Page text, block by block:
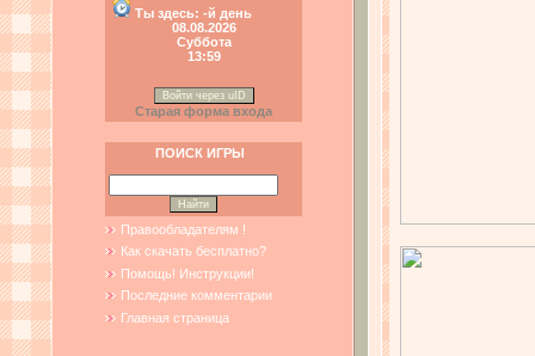
Ты здесь: -й день
08.08.2026
Суббота
13:59
Войти через uID
Старая форма входа
ПОИСК ИГРЫ
Правообладателям !
Как скачать бесплатно?
Помощь! Инструкции!
Последние комментарии
Главная страница